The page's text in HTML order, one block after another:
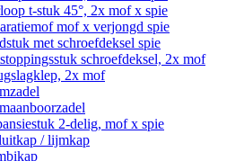
t-stuk 45°, 2x mof x spie
mof x verjongd spie
met schroefdeksel spie
schroefdeksel, 2x mof
2x mof
2-delig, mof x spie
/ lijmkap